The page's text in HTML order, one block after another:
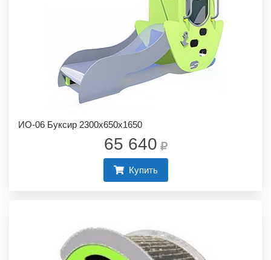
ИО-06 Буксир 2300х650х1650
65 640
Купить